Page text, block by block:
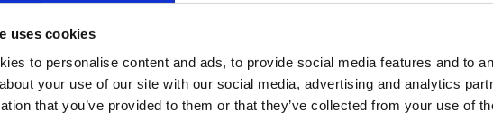
uses cookies
to personalise content and ads, to provide social media features and to
your use of our site with our social media, advertising and analytics
that you’ve provided to them or that they’ve collected from your use of